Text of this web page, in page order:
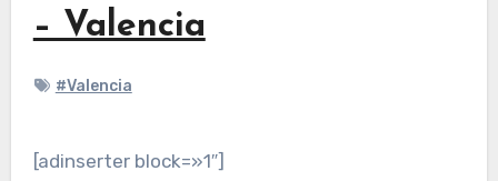
– Valencia
#Valencia
[adinserter block=»1″]